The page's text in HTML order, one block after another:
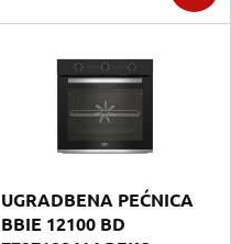
UGRADBENA PEĆNICA
BBIE 12100 BD